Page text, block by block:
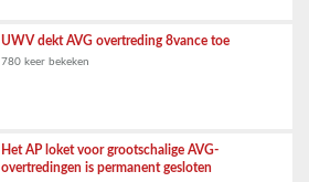
UWV dekt AVG overtreding 8vance toe
780 keer bekeken
Het AP loket voor grootschalige AVG-
overtredingen is permanent gesloten